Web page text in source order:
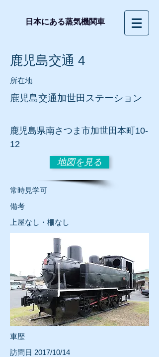
日本にある蒸気機関車
鹿児島交通 4
所在地
鹿児島交通加世田ステーション
鹿児島県南さつま市加世田本町10-
12
地図を見る
常時見学可
​備考
上屋なし・柵なし
車歴
訪問日 2017/10/14